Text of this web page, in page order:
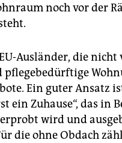
noch vor der
Ausländer, die nicht
pflegebedürftige
Ein guter Ansatz
ein Zuhause“, das in
wird und
die ohne Obdach